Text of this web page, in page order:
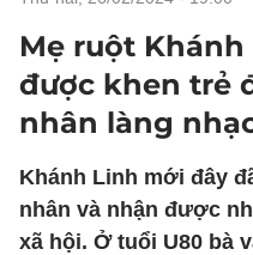
Mẹ ruột Khánh
được khen trẻ
nhân làng
Khánh Linh mới đây
nhân và nhận được
xã hội. Ở tuổi U80 bà